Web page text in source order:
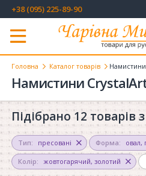
+38 (095) 225-89-90
Меню
Головна Каталог товарів
Намистини
Підібрано 12 товарів
Тип: пресовані Форма: овал,
Колір: жовтогарячий, золотий